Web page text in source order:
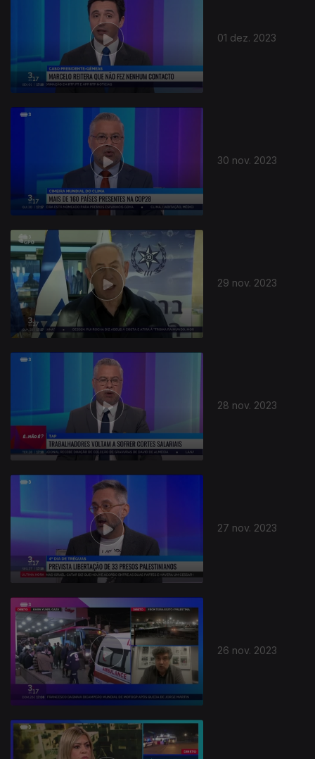
01 dez. 2023
30 nov. 2023
29 nov. 2023
28 nov. 2023
27 nov. 2023
26 nov. 2023